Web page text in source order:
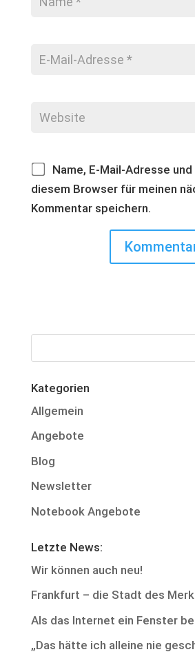
Name, E-Mail-Adresse
diesem Browser für meinen
Kommentar speichern.
Kategorien
Allgemein
Angebote
Blog
Newsletter
Notebook Angebote
Letzte News:
Wir können auch neu!
Frankfurt – die Stadt des
Als das Internet ein Fenster
„Das hätte ich alleine nie